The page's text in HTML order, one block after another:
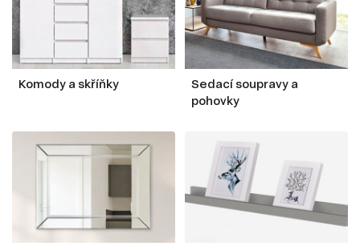
Komody a skříňky
Sedací soupravy a
pohovky